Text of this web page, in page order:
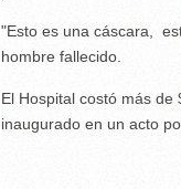
"Esto es una cáscara,
hombre fallecido.
El Hospital costó más
inaugurado en un acto